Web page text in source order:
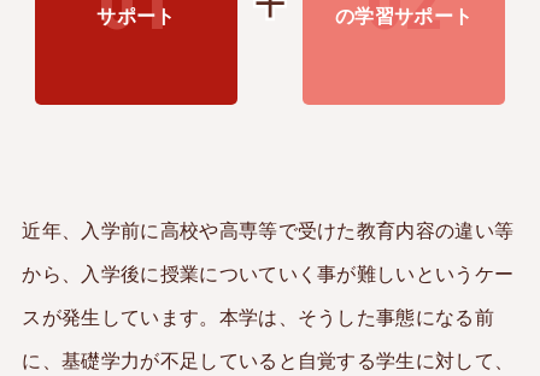
入学方法
情報公開
学習・教育目標
研究倫理ガイドライン
サポート
の学習サポート
近年、入学前に高校や高専等で受けた教育内容の違い等
から、入学後に授業についていく事が難しいというケー
スが発生しています。本学は、そうした事態になる前
に、基礎学力が不足していると自覚する学生に対して、